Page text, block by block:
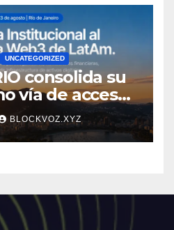
UNCATEGORIZED
consolida su
vía de acceso
la
financiera
Latina
BLOCKVOZ.XYZ